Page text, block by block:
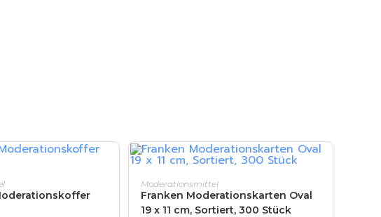
WARENKORB IN DEN WARENKORB
Moderationsmittel
Franken Moderationskarten Oval
19 x 11 cm, Sortiert, 300 Stück